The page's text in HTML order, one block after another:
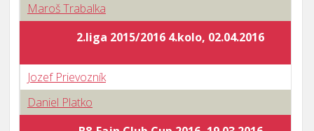
Maroš Trabalka
2.liga 2015/2016 4.kolo, 02.04.2016
Jozef Prievozník
Daniel Platko